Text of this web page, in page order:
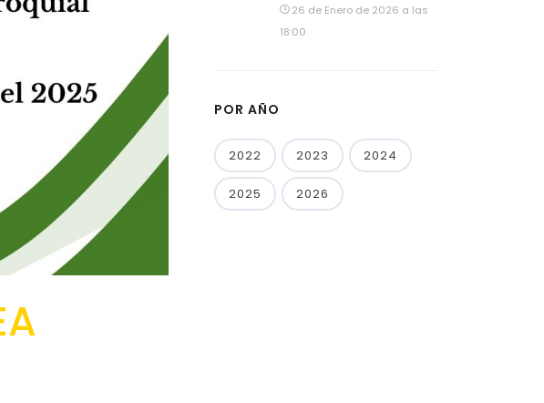
26 de Enero de 2026 a las
18:00
POR AÑO
2022 2023 2024
2025 2026